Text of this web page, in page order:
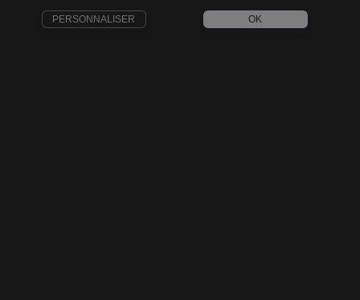
PERSONNALISER OK